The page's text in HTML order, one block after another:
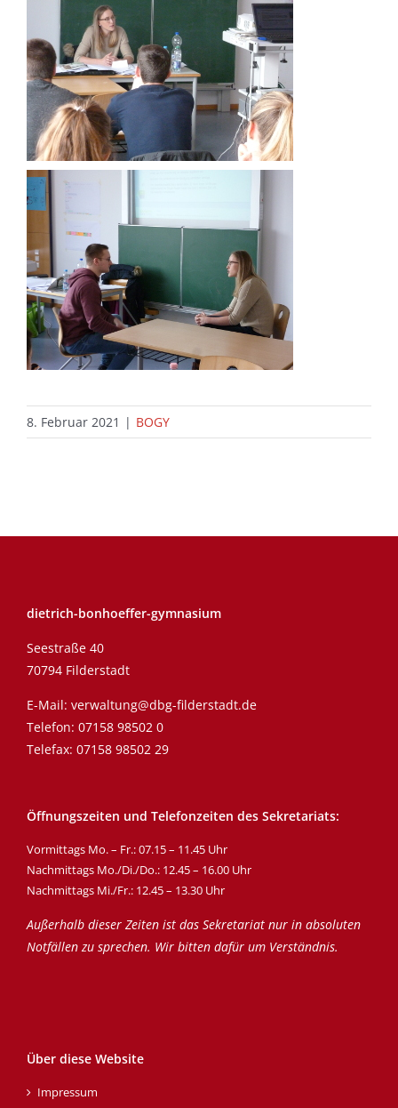
8. Februar 2021 | BOGY
dietrich-bonhoeffer-gymnasium
Seestraße 40
70794 Filderstadt
E-Mail: verwaltung@dbg-filderstadt.de
Telefon: 07158 98502 0
Telefax: 07158 98502 29
Öffnungszeiten und Telefonzeiten des Sekretariats:
Vormittags Mo. – Fr.: 07.15 – 11.45 Uhr
Nachmittags Mo./Di./Do.: 12.45 – 16.00 Uhr
Nachmittags Mi./Fr.: 12.45 – 13.30 Uhr
Außerhalb dieser Zeiten ist das Sekretariat nur in absoluten
Notfällen zu sprechen. Wir bitten dafür um Verständnis.
Über diese Website
Impressum